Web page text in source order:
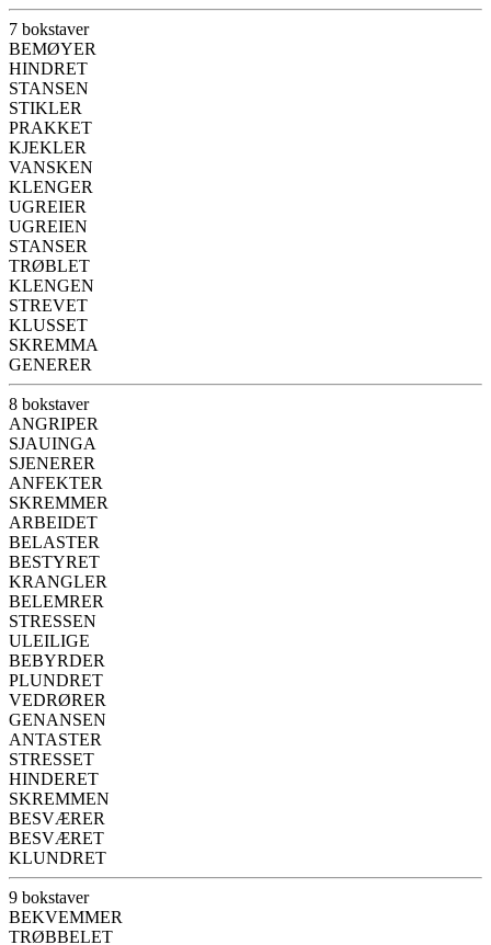
7 bokstaver
BEMØYER
HINDRET
STANSEN
STIKLER
PRAKKET
KJEKLER
VANSKEN
KLENGER
UGREIER
UGREIEN
STANSER
TRØBLET
KLENGEN
STREVET
KLUSSET
SKREMMA
GENERER
8 bokstaver
ANGRIPER
SJAUINGA
SJENERER
ANFEKTER
SKREMMER
ARBEIDET
BELASTER
BESTYRET
KRANGLER
BELEMRER
STRESSEN
ULEILIGE
BEBYRDER
PLUNDRET
VEDRØRER
GENANSEN
ANTASTER
STRESSET
HINDERET
SKREMMEN
BESVÆRER
BESVÆRET
KLUNDRET
9 bokstaver
BEKVEMMER
TRØBBELET